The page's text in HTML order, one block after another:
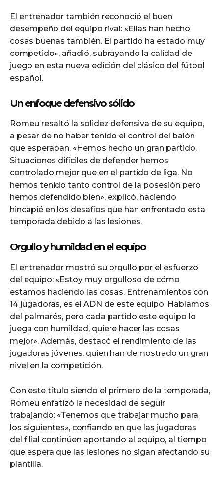
El entrenador también reconoció el buen
desempeño del equipo rival: «Ellas han hecho
cosas buenas también. El partido ha estado muy
competido», añadió, subrayando la calidad del
juego en esta nueva edición del clásico del fútbol
español.
Un enfoque defensivo sólido
Romeu resaltó la solidez defensiva de su equipo,
a pesar de no haber tenido el control del balón
que esperaban. «Hemos hecho un gran partido.
Situaciones difíciles de defender hemos
controlado mejor que en el partido de liga. No
hemos tenido tanto control de la posesión pero
hemos defendido bien», explicó, haciendo
hincapié en los desafíos que han enfrentado esta
temporada debido a las lesiones.
Orgullo y humildad en el equipo
El entrenador mostró su orgullo por el esfuerzo
del equipo: «Estoy muy orgulloso de cómo
estamos haciendo las cosas. Entrenamientos con
14 jugadoras, es el ADN de este equipo. Hablamos
del palmarés, pero cada partido este equipo lo
juega con humildad, quiere hacer las cosas
mejor». Además, destacó el rendimiento de las
jugadoras jóvenes, quien han demostrado un gran
nivel en la competición.
Con este título siendo el primero de la temporada,
Romeu enfatizó la necesidad de seguir
trabajando: «Tenemos que trabajar mucho para
los siguientes», confiando en que las jugadoras
del filial continúen aportando al equipo, al tiempo
que espera que las lesiones no sigan afectando su
plantilla.